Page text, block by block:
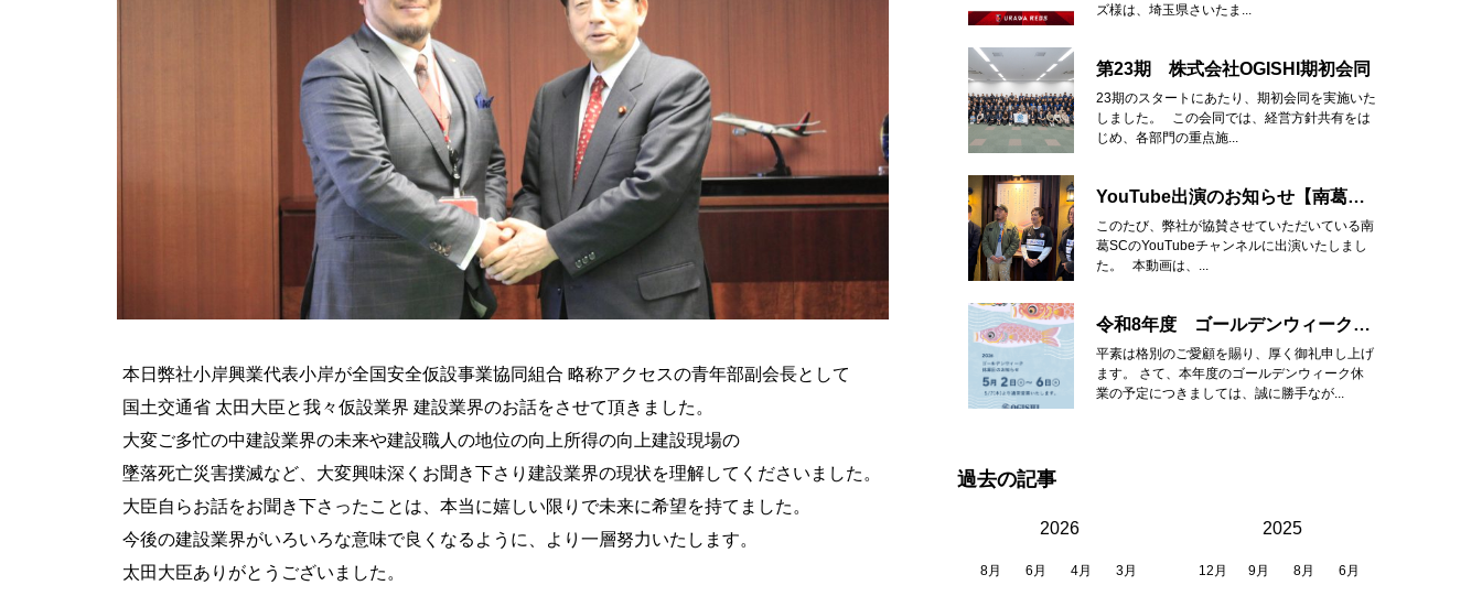
本日弊社小岸興業代表小岸が全国安全仮設事業協同組合 略称アクセスの青年部副会長として
国土交通省 太田大臣と我々仮設業界 建設業界のお話をさせて頂きました。
大変ご多忙の中建設業界の未来や建設職人の地位の向上所得の向上建設現場の
墜落死亡災害撲滅など、大変興味深くお聞き下さり建設業界の現状を理解してくださいました。
大臣自らお話をお聞き下さったことは、本当に嬉しい限りで未来に希望を持てました。
今後の建設業界がいろいろな意味で良くなるように、より一層努力いたします。
太田大臣ありがとうございました。
ズ様は、埼玉県さいたま...
第23期 株式会社OGISHI期初会同
23期のスタートにあたり、期初会同を実施いた
しました。 この会同では、経営方針共有をは
じめ、各部門の重点施...
YouTube出演のお知らせ【南葛SC】
このたび、弊社が協賛させていただいている南
葛SCのYouTubeチャンネルに出演いたしまし
た。 本動画は、...
令和8年度 ゴールデンウィーク休業のお知らせ
平素は格別のご愛顧を賜り、厚く御礼申し上げ
ます。 さて、本年度のゴールデンウィーク休
業の予定につきましては、誠に勝手なが...
過去の記事
2026
8月 6月 4月 3月
2025
12月 9月 8月 6月